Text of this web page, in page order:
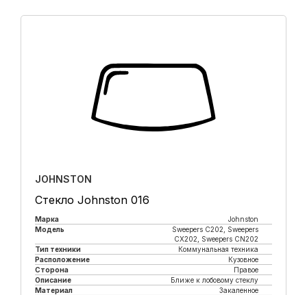
JOHNSTON
Стекло Johnston 016
Марка
Johnston
Модель
Sweepers C202, Sweepers
CX202, Sweepers CN202
Тип техники
Коммунальная техника
Расположение
Кузовное
Сторона
Правое
Описание
Ближе к лобовому стеклу
Материал
Закаленное